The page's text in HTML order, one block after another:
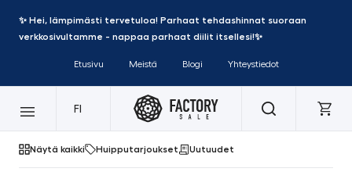
✨ Hei, lämpimästi tervetuloa! Parhaat tehdashinnat suoraan
verkkosivultamme - nappaa parhaat diilit itsellesi!✨
Etusivu Meistä Blogi Yhteystiedot
FI
Näytä kaikki Huipputarjoukset Uutuudet